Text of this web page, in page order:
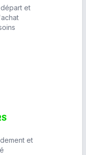
et
et